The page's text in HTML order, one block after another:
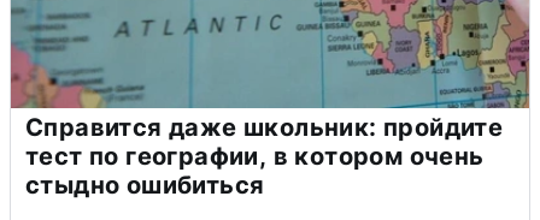
Справится даже школьник: пройдите
тест по географии, в котором очень
стыдно ошибиться